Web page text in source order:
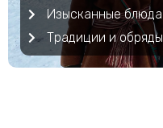
Изысканные блюда
Традиции и обряды